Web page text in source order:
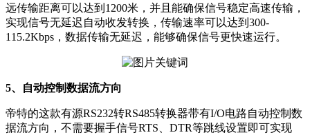
远传输距离可以达到1200米，并且能确保信号稳定高速传输，
实现信号无延迟自动收发转换，传输速率可以达到300-
115.2Kbps，数据传输无延迟，能够确保信号更快速运行。
5、自动控制数据流方向
帝特的这款有源RS232转RS485转换器带有I/O电路自动控制数
据流方向，不需要握手信号RTS、DTR等跳线设置即可实现